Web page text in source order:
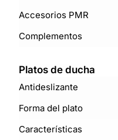
Accesorios PMR
Complementos
Platos de ducha
Antideslizante
Forma del plato
Características